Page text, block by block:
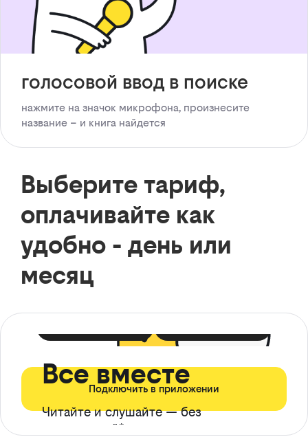
голосовой ввод в поиске
нажмите на значок микрофона, произнесите
название – и книга найдется
Выберите тариф,
оплачивайте как
удобно - день или
месяц
Все вместе
Читайте и слушайте — без
ограничений*
Подключить в приложении